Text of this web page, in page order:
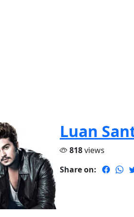
Luan
818views
Share on: